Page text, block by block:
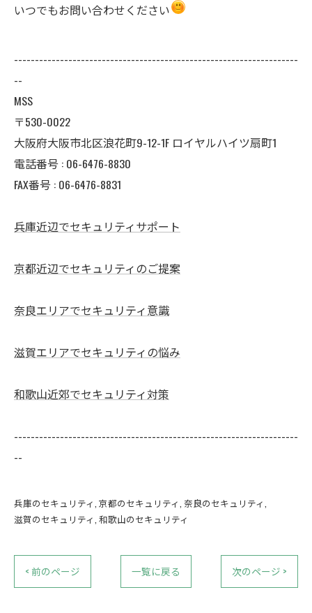
いつでもお問い合わせください
--------------------------------------------------------------------
--
MSS
〒530-0022
大阪府大阪市北区浪花町9-12-1F ロイヤルハイツ扇町1
電話番号 : 06-6476-8830
FAX番号 : 06-6476-8831
兵庫近辺でセキュリティサポート
京都近辺でセキュリティのご提案
奈良エリアでセキュリティ意識
滋賀エリアでセキュリティの悩み
和歌山近郊でセキュリティ対策
--------------------------------------------------------------------
--
兵庫のセキュリティ 京都のセキュリティ 奈良のセキュリティ
滋賀のセキュリティ 和歌山のセキュリティ
< 前のページ 一覧に戻る 次のページ >